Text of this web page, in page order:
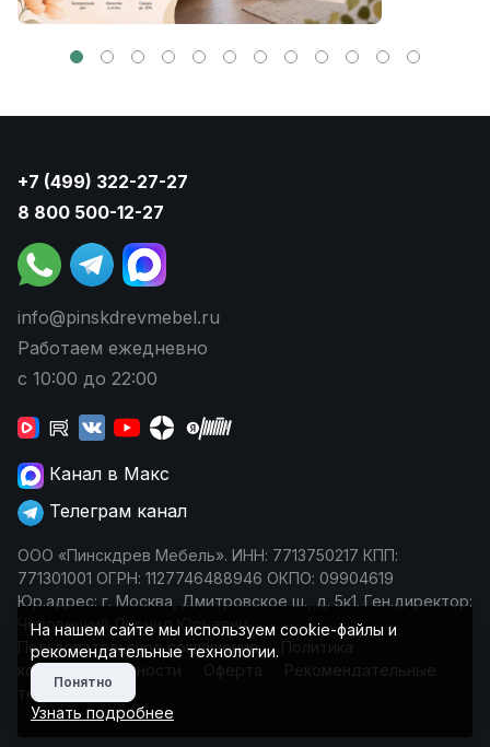
+7 (499) 322-27-27
8 800 500-12-27
info@pinskdrevmebel.ru
Работаем ежедневно
с 10:00 до 22:00
Канал в Макс
Телеграм канал
ООО «Пинскдрев Мебель». ИНН: 7713750217 КПП:
771301001 ОГРН: 1127746488946 ОКПО: 09904619
Юр.адрес: г. Москва, Дмитровское ш., д. 5к1. Ген.директор:
Чеповецкий Леонид Юрьевич
Пользовательское соглашение
Политика
конфиденциальности
Оферта
Рекомендательные
технологии
На нашем сайте мы используем cookie-файлы и
рекомендательные технологии.
Понятно
Узнать подробнее